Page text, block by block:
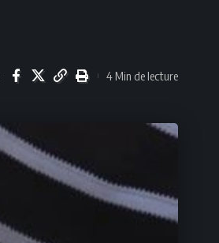
4 Min de lecture